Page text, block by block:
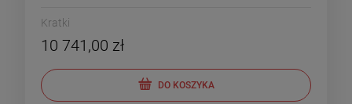
Kratki
10 741,00 zł
DO KOSZYKA